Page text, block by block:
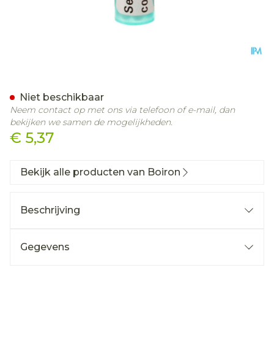
€ 5,37
Niet beschikbaar
Neem contact op met ons via telefoon of e-mail, dan
bekijken we samen de mogelijkheden.
Bekijk alle producten van Boiron
Beschrijving
Gegevens